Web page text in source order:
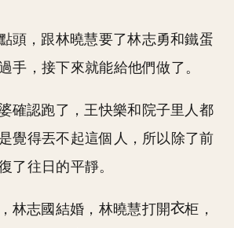
頭，跟林曉慧要了林志勇和鐵蛋
手，接下來就能給他們做了。
確認跑了，王快樂和院子里人都
覺得丟不起這個人，所以除了前
了往日的平靜。
林志國結婚，林曉慧打開
柜，